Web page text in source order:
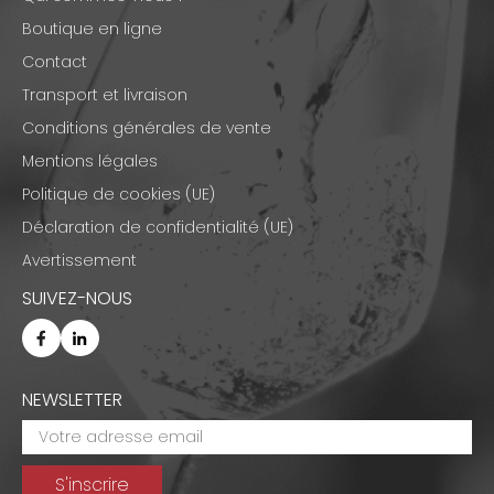
Boutique en ligne
Contact
Transport et livraison
Conditions générales de vente
Mentions légales
Politique de cookies (UE)
Déclaration de confidentialité (UE)
Avertissement
SUIVEZ-NOUS
NEWSLETTER